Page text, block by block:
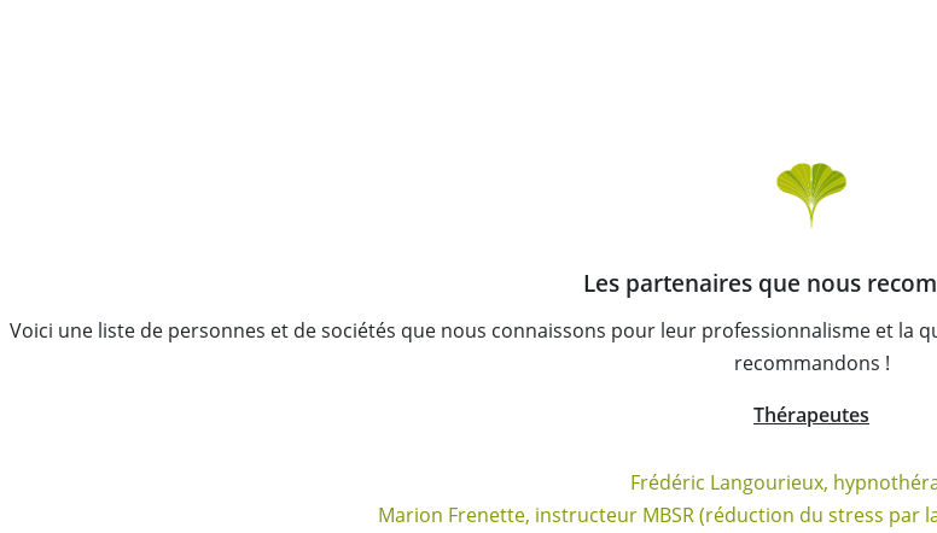
Les partenaires que nous
Voici une liste de personnes et de sociétés que nous connaissons pour leur professionnalisme et la
recommandons !
Thérapeutes
Frédéric Langourieux,
Marion Frenette, instructeur MBSR (réduction du stress par